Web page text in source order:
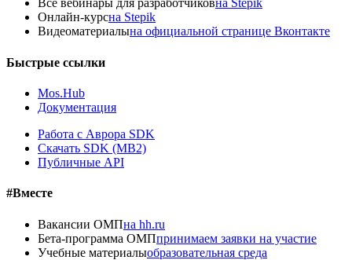
Все вебинары для разработчиковна Stepik
Онлайн-курсна Stepik
Видеоматериалына официальной странице Вконтакте
Быстрые ссылки
Mos.Hub
Документация
Работа с Аврора SDK
Скачать SDK (MB2)
Публичные API
#Вместе
Вакансии ОМПна hh.ru
Бета-программа ОМПпринимаем заявки на участие
Учебные материалыобразовательная среда